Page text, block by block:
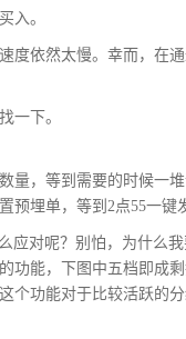
入。
度依然太慢。幸而，在
一下。
，等到需要的时候一
预埋单，等到2点55一键
应对呢？别怕，为什么
功能，下图中五档即成
个功能对于比较活跃的